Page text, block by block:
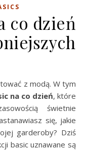
co dzień
na co dzień, które
świetnie
się, jakie
garderoby? Dziś
basic uznawane są